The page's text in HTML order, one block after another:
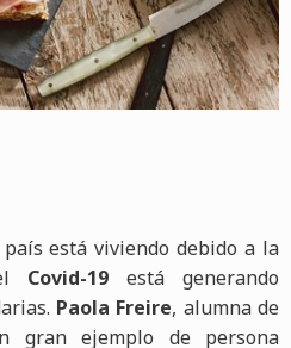
está viviendo debido a la
Covid-19 está generando
Paola Freire, alumna de
gran ejemplo de persona